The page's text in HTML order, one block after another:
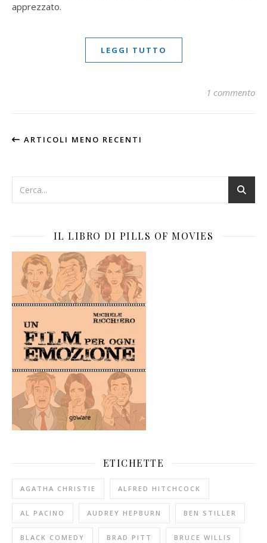
apprezzato.
LEGGI TUTTO
1 commento
ARTICOLI MENO RECENTI
IL LIBRO DI PILLS OF MOVIES
ETICHETTE
AGATHA CHRISTIE ALFRED HITCHCOCK
AL PACINO AUDREY HEPBURN BEN STILLER
BLACK COMEDY BRAD PITT BRUCE WILLIS